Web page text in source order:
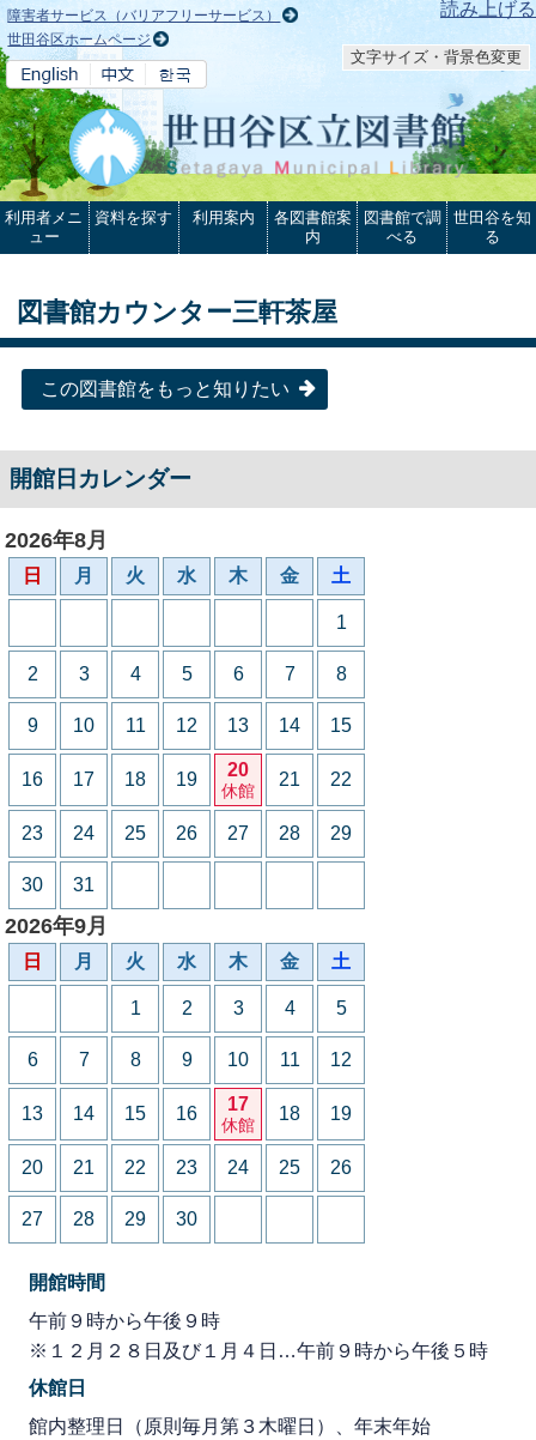
本文へ 読み上げる
障害者サービス（バリアフリーサービス）
世田谷区ホームページ
文字サイズ・背景色変更
利用者メニ
ュー
資料を探す 利用案内
各図書館案
内
図書館で調
べる
世田谷を知
る
図書館カウンター三軒茶屋
この図書館をもっと知りたい
開館日カレンダー
2026年8月
日 月 火 水 木 金 土
1
2 3 4 5 6 7 8
9 10 11 12 13 14 15
16 17 18 19 20
休館
21 22
23 24 25 26 27 28 29
30 31
2026年9月
日 月 火 水 木 金 土
1 2 3 4 5
6 7 8 9 10 11 12
13 14 15 16 17
休館
18 19
20 21 22 23 24 25 26
27 28 29 30
開館時間
午前９時から午後９時
※１２月２８日及び１月４日…午前９時から午後５時
休館日
館内整理日（原則毎月第３木曜日）、年末年始